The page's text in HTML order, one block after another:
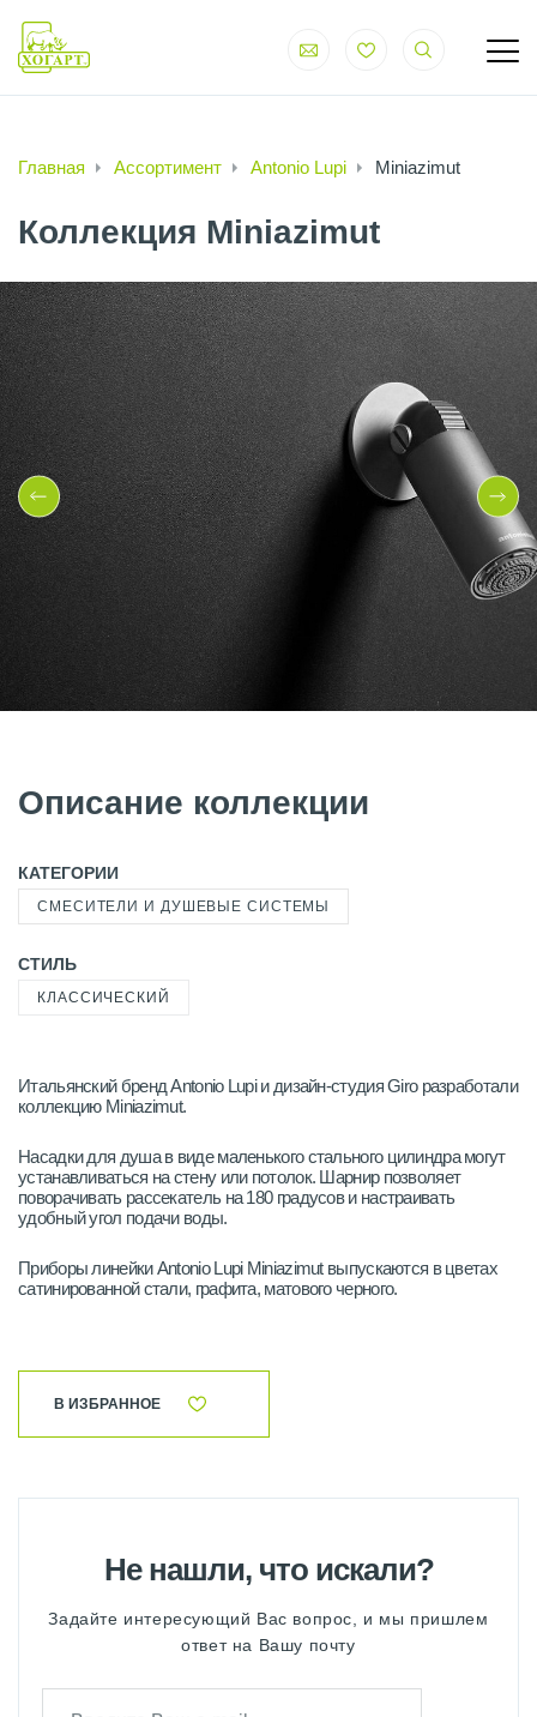
Главная Ассортимент Antonio Lupi Miniazimut
Коллекция Miniazimut
Описание коллекции
КАТЕГОРИИ
СМЕСИТЕЛИ И ДУШЕВЫЕ СИСТЕМЫ
СТИЛЬ
КЛАССИЧЕСКИЙ
Итальянский бренд Antonio Lupi и дизайн-студия Giro разработали
коллекцию Miniazimut.
Насадки для душа в виде маленького стального цилиндра могут
устанавливаться на стену или потолок. Шарнир позволяет
поворачивать рассекатель на 180 градусов и настраивать
удобный угол подачи воды.
Приборы линейки Antonio Lupi Miniazimut выпускаются в цветах
сатинированной стали, графита, матового черного.
В ИЗБРАННОЕ
Не нашли, что искали?
Задайте интересующий Вас вопрос, и мы пришлем
ответ на Вашу почту